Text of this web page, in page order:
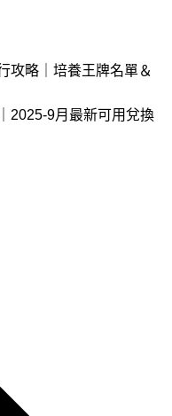
攻略｜培養王牌名單＆
2025-9月最新可用兌換